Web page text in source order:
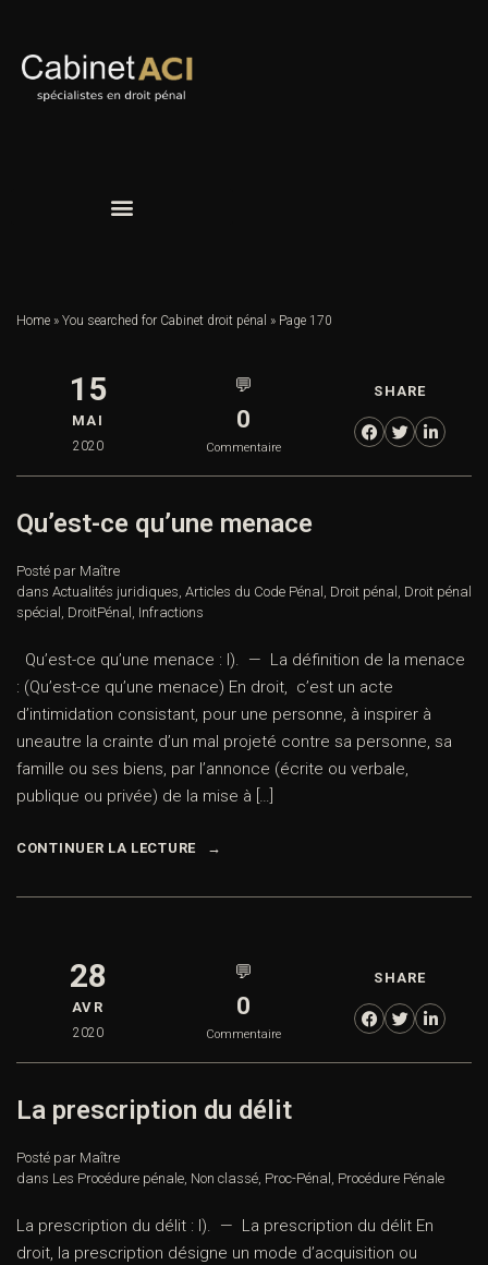
Home » You searched for Cabinet droit pénal » Page 170
15
MAI
2020
💬
0
Commentaire
SHARE
Qu’est-ce qu’une menace
Posté par Maître
dans Actualités juridiques, Articles du Code Pénal , Droit pénal , Droit pénal
spécial , DroitPénal , Infractions
Qu’est-ce qu’une menace : I). — La définition de la menace
: (Qu’est-ce qu’une menace) En droit, c’est un acte
d’intimidation consistant, pour une personne, à inspirer à
uneautre la crainte d’un mal projeté contre sa personne, sa
famille ou ses biens, par l’annonce (écrite ou verbale,
publique ou privée) de la mise à […]
CONTINUER LA LECTURE
28
AVR
2020
💬
0
Commentaire
SHARE
La prescription du délit
Posté par Maître
dans Les Procédure pénale, Non classé, Proc-Pénal , Procédure Pénale
La prescription du délit : I). — La prescription du délit En
droit, la prescription désigne un mode d’acquisition ou